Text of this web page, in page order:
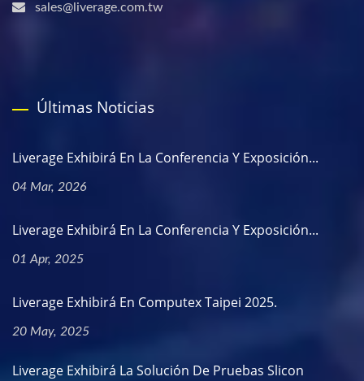
sales@liverage.com.tw
Últimas Noticias
Liverage Exhibirá En La Conferencia Y Exposición...
04 Mar, 2026
Liverage Exhibirá En La Conferencia Y Exposición...
01 Apr, 2025
Liverage Exhibirá En Computex Taipei 2025.
20 May, 2025
Liverage Exhibirá La Solución De Pruebas Slicon